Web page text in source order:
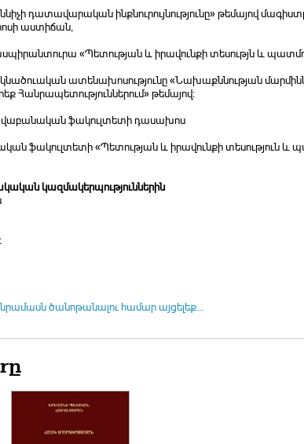
դատավարական ինքնուրույնությունը» թեմայով
աստիճան,
«Պետության և իրավունքի տեսությն և
ատենախոսությունը «Նախաքննության
Հանրապետություններում» թեմայով:
ֆակուլտետի դասախոս
ֆակուլտետի «Պետության և իրավունքի տեսություն և
կազմակերպություններին
ծանոթանալու համար այցելեք...